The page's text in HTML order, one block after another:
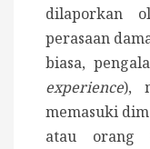
dilaporkan
perasaan
biasa,
experience),
memasuki
atau orang